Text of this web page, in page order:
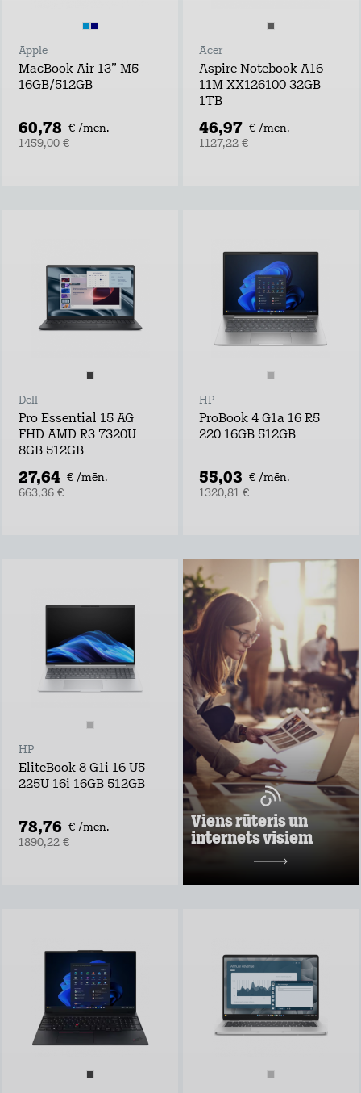
Apple
MacBook Air 13” M5
16GB/512GB
60,78 € /mēn.
1459,00 €
Acer
Aspire Notebook A16-
11M XX126100 32GB
1TB
46,97 € /mēn.
1127,22 €
Dell
Pro Essential 15 AG
FHD AMD R3 7320U
8GB 512GB
27,64 € /mēn.
663,36 €
HP
ProBook 4 G1a 16 R5
220 16GB 512GB
55,03 € /mēn.
1320,81 €
HP
EliteBook 8 G1i 16 U5
225U 16i 16GB 512GB
78,76 € /mēn.
1890,22 €
Viens rūteris un
internets visiem
Viens rūteris un
internets visiem
Lieto rūteri visur,
kur rozete!
noformē
pieteikumu tepat
atvedīsim bez
maksas
ņem rūteri līdzi un
lieto internetu
visur
Pārbaudi, kas
vislabāk der tavā
adresē un noformē
darījumu!
Uzzināt vairāk
10,98 €/mēn.